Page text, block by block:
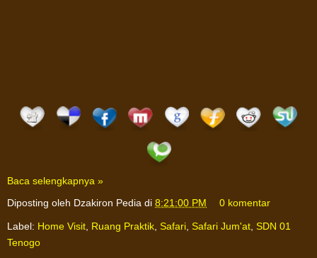
Baca selengkapnya »
Diposting oleh Dzakiron Pedia di 8:21:00 PM 0 komentar
Label: Home Visit, Ruang Praktik, Safari, Safari Jum'at, SDN 01
Tenogo